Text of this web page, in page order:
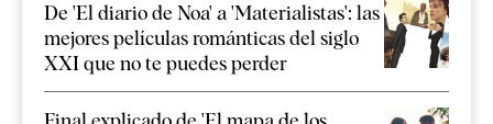
De 'El diario de Noa' a 'Materialistas': las
mejores películas románticas del siglo
XXI que no te puedes perder